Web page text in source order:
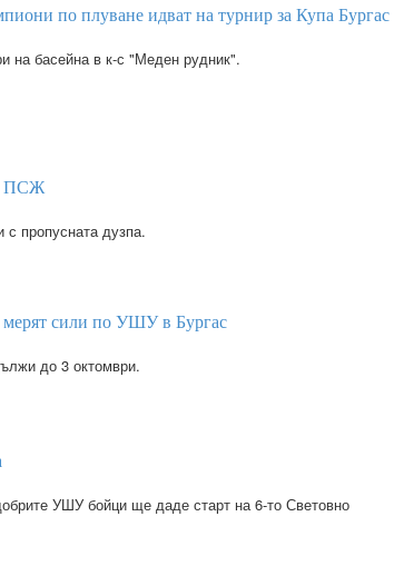
по плуване идват на турнир за Купа Бургас
на басейна в к-с "Меден рудник".
ПСЖ
с пропусната дузпа.
мерят сили по УШУ в Бургас
до 3 октомври.
УШУ бойци ще даде старт на 6-то Световно